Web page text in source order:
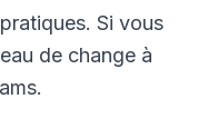
Si vous
de change à